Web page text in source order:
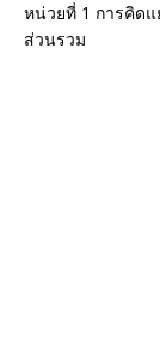
หน่วยที่ 1 การคิด
ส่วนรวม